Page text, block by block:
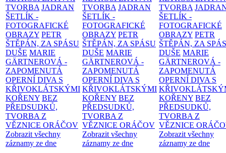
TVORBA JADRAN
ŠETLÍK -
FOTOGRAFICKÉ
OBRAZY PETR
ŠTĚPÁN, ZA SPÁSU
DUŠE MARIE
GÄRTNEROVÁ -
ZAPOMENUTÁ
OPERNÍ DIVA S
KŘIVOKLÁTSKÝMI
KOŘENY BEZ
PŘEDSUDKŮ,
TVORBA Z
VĚZNICE ORÁČOV
Zobrazit všechny
záznamy ze dne
TVORBA JADRAN
ŠETLÍK -
FOTOGRAFICKÉ
OBRAZY PETR
ŠTĚPÁN, ZA SPÁSU
DUŠE MARIE
GÄRTNEROVÁ -
ZAPOMENUTÁ
OPERNÍ DIVA S
KŘIVOKLÁTSKÝMI
KOŘENY BEZ
PŘEDSUDKŮ,
TVORBA Z
VĚZNICE ORÁČOV
Zobrazit všechny
záznamy ze dne
TVORBA
ŠETLÍK -
FOTOGRAFICKÉ
OBRAZY PETR
ŠTĚPÁN, ZA
DUŠE MARIE
GÄRTNEROVÁ -
ZAPOMENUTÁ
OPERNÍ DIVA S
KOŘENY BEZ
PŘEDSUDKŮ,
TVORBA Z
VĚZNICE
Zobrazit všechny
záznamy ze dne